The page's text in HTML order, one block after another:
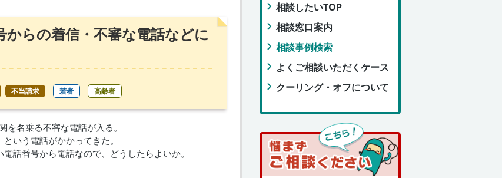
からの着信・不審な電話などに
不当請求 若者 高齢者
を名乗る不審な電話が入る。
いう電話がかかってきた。
話番号から電話なので、どうしたらよいか。
相談したいTOP
相談窓口案内
相談事例検索
よくご相談いただくケース
クーリング・オフについて